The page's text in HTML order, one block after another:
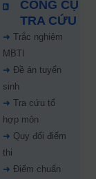
CÔNG CỤ
TRA CỨU
➜ Trắc nghiệm
MBTI
➜ Đề án tuyển
sinh
➜ Tra cứu tổ
hợp môn
➜ Quy đổi điểm
thi
➜ Điểm chuẩn